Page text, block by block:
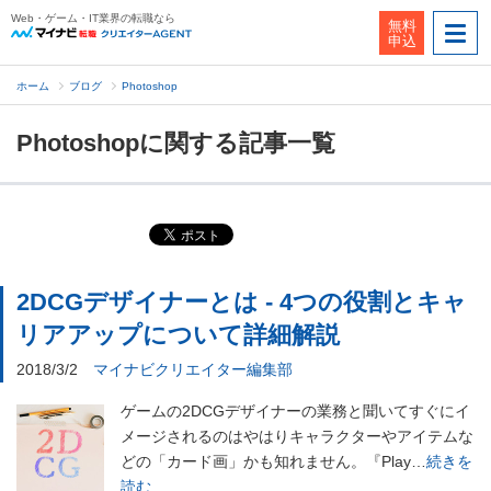
Web・ゲーム・IT業界の転職なら
無料
申込
ホーム ブログ Photoshop
Photoshopに関する記事一覧
2DCGデザイナーとは - 4つの役割とキャ
リアアップについて詳細解説
2018/3/2 マイナビクリエイター編集部
ゲームの2DCGデザイナーの業務と聞いてすぐにイ
メージされるのはやはりキャラクターやアイテムな
どの「カード画」かも知れません。『Play… 続きを
読む